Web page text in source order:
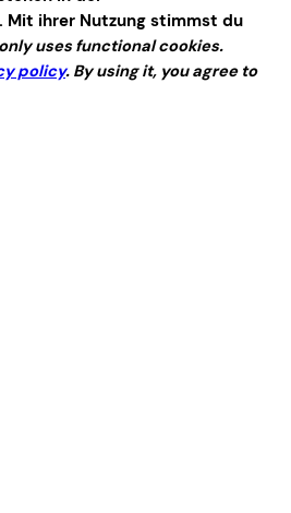
. Mit ihrer Nutzung stimmst du
uses functional cookies.
policy. By using it, you agree to